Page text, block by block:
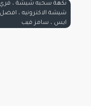
نكهة سحبه شيشة ، فري
ايس ، سامز فيب